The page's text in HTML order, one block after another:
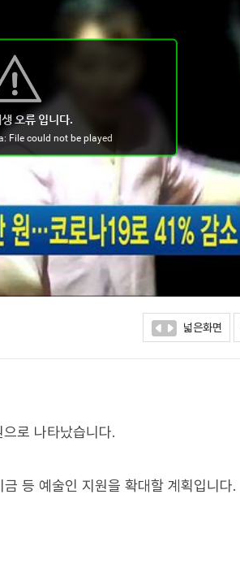
넓은화면
로 나타났습니다.
등 예술인 지원을 확대할 계획입니다.